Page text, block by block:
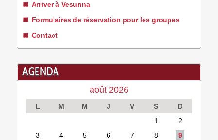
Arriver à Vesunna
Formulaires de réservation pour les groupes
Contact
AGENDA
août 2026
L M M J V S
D
1
2
3
4 5 6 7 8
9